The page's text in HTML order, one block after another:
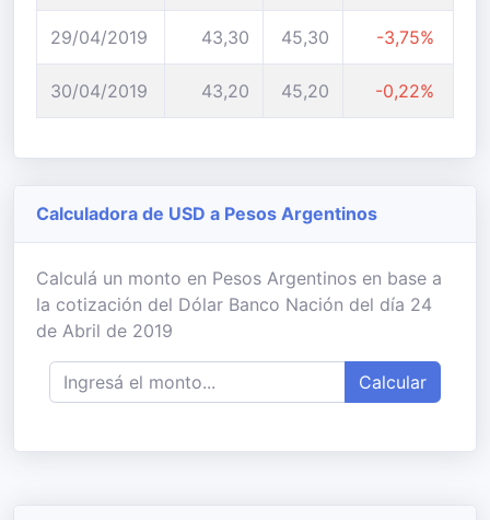
29/04/2019 43,30 45,30 -3,75%
30/04/2019 43,20 45,20 -0,22%
Calculadora de USD a Pesos Argentinos
Calculá un monto en Pesos Argentinos en base a
la cotización del Dólar Banco Nación del día 24
de Abril de 2019
Calcular